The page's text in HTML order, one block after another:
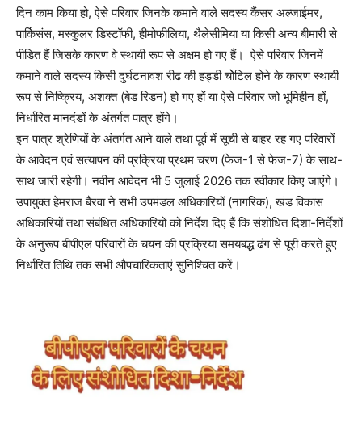
दिन काम किया हो, ऐसे परिवार जिनके कमाने वाले सदस्य कैंसर अल्जाईमर,
पार्किसंस, मस्कुलर डिस्टॉफी, हीमोफीलिया, थैलेसीमिया या किसी अन्य बीमारी से
पीडित हैं जिसके कारण वे स्थायी रूप से अक्षम हो गए हैं। ऐसे परिवार जिनमें
कमाने वाले सदस्य किसी दुर्घटनावश रीढ की हड्डी चोेटिल होने के कारण स्थायी
रूप से निष्क्रिय, अशक्त (बेड रिडन) हो गए हों या ऐसे परिवार जो भूमिहीन हों,
निर्धारित मानदंडों के अंतर्गत पात्र होंगे।
इन पात्र श्रेणियों के अंतर्गत आने वाले तथा पूर्व में सूची से बाहर रह गए परिवारों
के आवेदन एवं सत्यापन की प्रक्रिया प्रथम चरण (फेज-1 से फेज-7) के साथ-
साथ जारी रहेगी। नवीन आवेदन भी 5 जुलाई 2026 तक स्वीकार किए जाएंगे।
उपायुक्त हेमराज बैरवा ने सभी उपमंडल अधिकारियों (नागरिक), खंड विकास
अधिकारियों तथा संबंधित अधिकारियों को निर्देश दिए हैं कि संशोधित दिशा-निर्देशों
के अनुरूप बीपीएल परिवारों के चयन की प्रक्रिया समयबद्ध ढंग से पूरी करते हुए
निर्धारित तिथि तक सभी औपचारिकताएं सुनिश्चित करें।